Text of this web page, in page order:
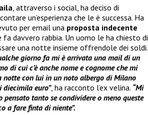
, attraverso i social, ha deciso di
un’esperienza che le è successa. Ha
per email una proposta indecente
fa davvero rabbia. Un uomo le ha chiesto di
una notte insieme offrendole dei soldi.
giorno fa mi è arrivata una mail di un
di cui c’è anche nome e cognome che mi
notte con lui in un noto albergo di Milano
diecimila euro”, ha racconto l’ex velina. “Mi
tanto se condividere o meno queste
a fare finta di niente”.